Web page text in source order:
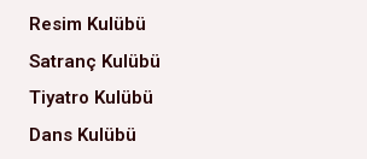
Resim Kulübü
Satranç Kulübü
Tiyatro Kulübü
Dans Kulübü